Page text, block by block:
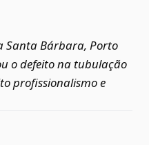
Santa Bárbara, Porto
o defeito na tubulação
profissionalismo e